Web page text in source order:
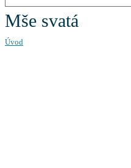
Mše svatá
Úvod